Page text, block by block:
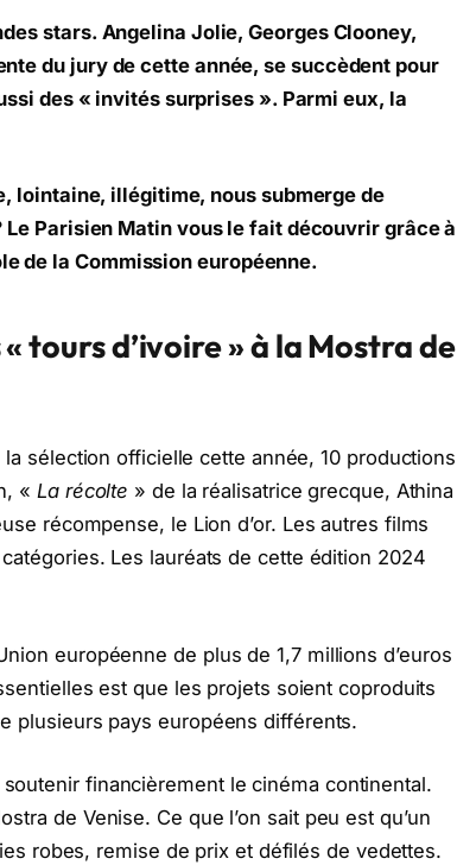
stars. Angelina Jolie, Georges Clooney,
du jury de cette année, se succèdent pour
des « invités surprises ». Parmi eux, la
lointaine, illégitime, nous submerge de
Parisien Matin vous le fait découvrir grâce à
de la Commission européenne.
tours d’ivoire »à la Mostra de
sélection officielle cette année, 10 productions
« La récolte » de la réalisatrice grecque, Athina
récompense, le Lion d’or. Les autres films
Les lauréats de cette édition 2024
européenne de plus de 1,7 millions d’euros
est que les projets soient coproduits
plusieurs pays européens différents.
financièrement le cinéma continental.
de Venise. Ce que l’on sait peu est qu’un
robes, remise de prix et défilés de vedettes.